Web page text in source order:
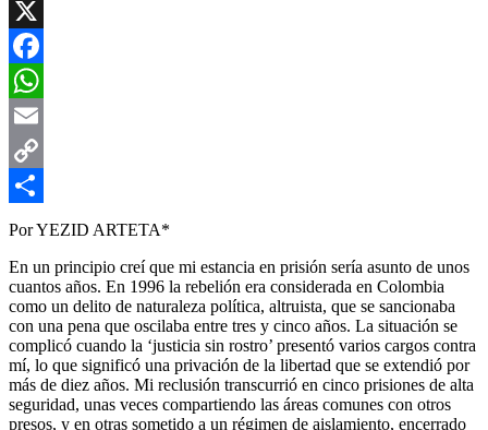
X
Facebook
WhatsApp
Email
Copy
Link
Compartir
Por YEZID ARTETA*
En un principio creí que mi estancia en prisión sería asunto de unos
cuantos años. En 1996 la rebelión era considerada en Colombia
como un delito de naturaleza política, altruista, que se sancionaba
con una pena que oscilaba entre tres y cinco años. La situación se
complicó cuando la ‘justicia sin rostro’ presentó varios cargos contra
mí, lo que significó una privación de la libertad que se extendió por
más de diez años. Mi reclusión transcurrió en cinco prisiones de alta
seguridad, unas veces compartiendo las áreas comunes con otros
presos, y en otras sometido a un régimen de aislamiento, encerrado